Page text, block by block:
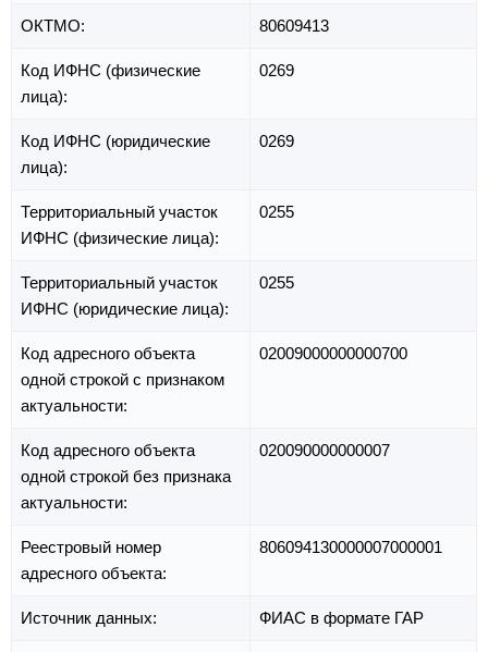
ОКТМО: 80609413
Код ИФНС (физические
лица):
0269
Код ИФНС (юридические
лица):
0269
Территориальный участок
ИФНС (физические лица):
0255
Территориальный участок
ИФНС (юридические лица):
0255
Код адресного объекта
одной строкой с признаком
актуальности:
02009000000000700
Код адресного объекта
одной строкой без признака
актуальности:
020090000000007
Реестровый номер
адресного объекта:
806094130000007000001
Источник данных: ФИАС в формате ГАР